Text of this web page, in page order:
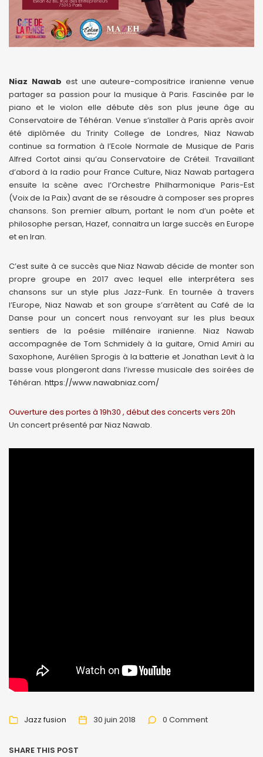
Niaz Nawab est une auteure-compositrice iranienne venue
partager sa passion pour la musique à Paris. Fascinée par le
piano et le violon elle débute dès son plus jeune âge au
Conservatoire de Téhéran. Venue s’installer à Paris après avoir
été diplômée du Trinity College de Londres, Niaz Nawab
continue sa formation à l’Ecole Normale de Musique de Paris
Alfred Cortot ainsi qu’au Conservatoire de Créteil. Travaillant
d’abord à la radio pour France Culture, Niaz Nawab partagera
ensuite la scène avec l’Orchestre Philharmonique Paris-Est
(Voix de la Paix) avant de se résoudre à composer ses propres
chansons. Son premier album, portant le nom d’un poète et
philosophe persan, Hazef, connaitra un large succès en Europe
et en Iran.
C’est suite à ce succès que Niaz Nawab décide de monter son
propre groupe en 2017 avec lequel elle interprétera ses
chansons sur un style plus Jazz-Funk. En tournée à travers
l’Europe, Niaz Nawab et son groupe s’arrêtent au Café de la
Danse pour un concert nous renvoyant sur les plus beaux
sentiers de la poésie millénaire iranienne. Niaz Nawab
accompagnée de Tom Schmidely à la guitare, Omid Amiri au
Saxophone, Aurélien Sprogis à la batterie et Jonathan Levit à la
basse vous plongeront dans l’ivresse musicale des soirées de
Téhéran. https://www.nawabniaz.com/
Ouverture des portes à 19h30 , début des concerts vers 20h
Un concert présenté par Niaz Nawab.
Jazz fusion 30 juin 2018 0 Comment
SHARE THIS POST